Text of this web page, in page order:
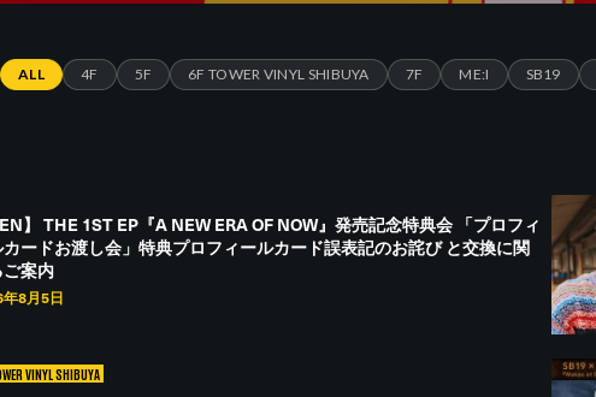
ALL 4F 5F 6F TOWER VINYL SHIBUYA 7F ME:I SB19
】 THE 1ST EP『A NEW ERA OF NOW』発売記念特典会 「プロフィ
ードお渡し会」特典プロフィールカード誤表記のお詫び と交換に関
案内
8月5日
VINYL SHIBUYA